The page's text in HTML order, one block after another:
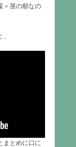
＞茎の順なの
まとめに口に